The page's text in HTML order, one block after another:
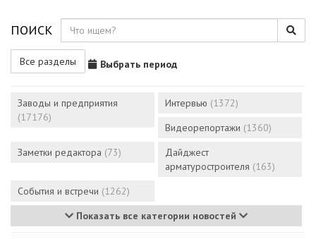
ПОИСК
Все разделы Выбрать период
Заводы и предприятия
(17176)
Интервью (1372)
Видеорепортажи (1360)
Заметки редактора (73)
Дайджест
арматуростроителя (163)
События и встречи (1262)
Показать все категории новостей